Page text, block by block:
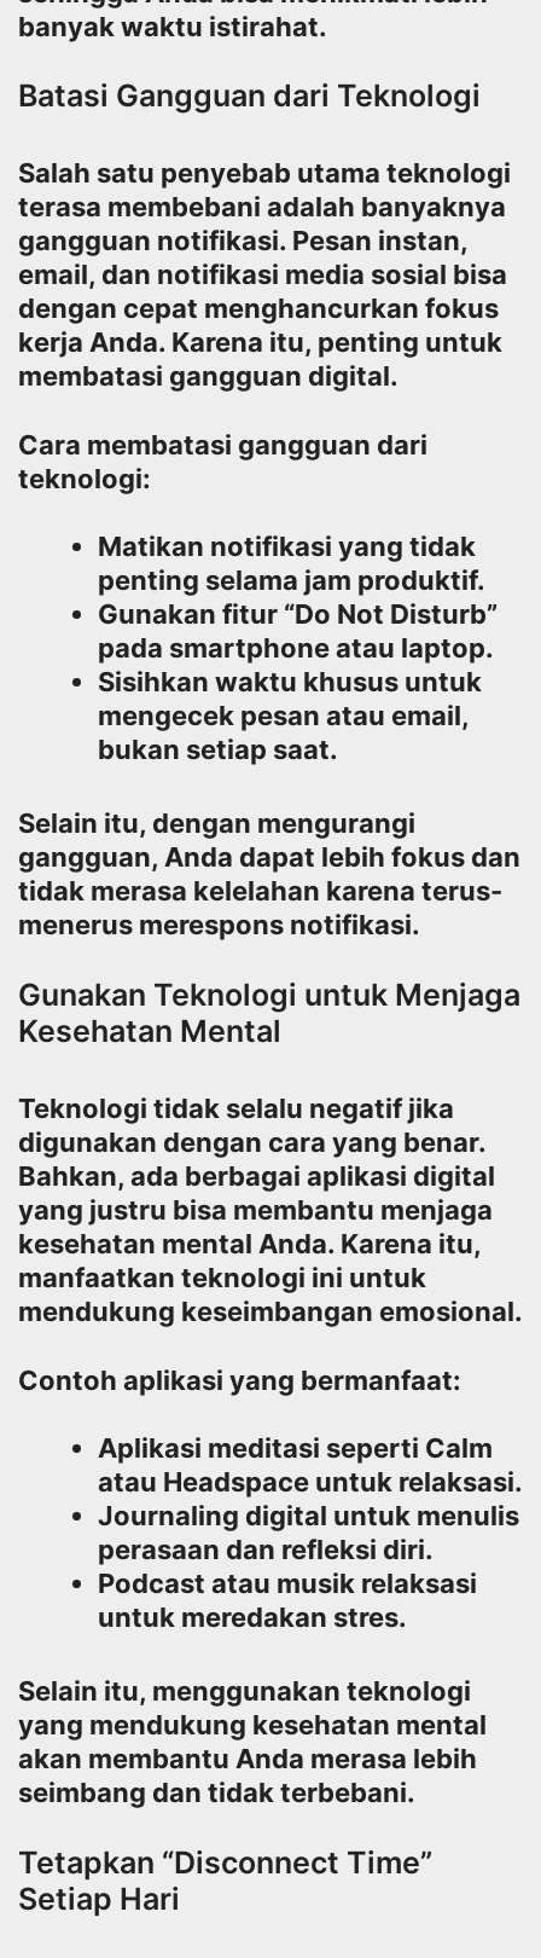
banyak waktu istirahat.
Batasi Gangguan dari Teknologi
Salah satu penyebab utama teknologi
terasa membebani adalah banyaknya
gangguan notifikasi. Pesan instan,
email, dan notifikasi media sosial bisa
dengan cepat menghancurkan fokus
kerja Anda. Karena itu, penting untuk
membatasi gangguan digital.
Cara membatasi gangguan dari
teknologi:
Matikan notifikasi yang tidak
penting selama jam produktif.
Gunakan fitur “Do Not Disturb”
pada smartphone atau laptop.
Sisihkan waktu khusus untuk
mengecek pesan atau email,
bukan setiap saat.
Selain itu, dengan mengurangi
gangguan, Anda dapat lebih fokus dan
tidak merasa kelelahan karena terus-
menerus merespons notifikasi.
Gunakan Teknologi untuk Menjaga
Kesehatan Mental
Teknologi tidak selalu negatif jika
digunakan dengan cara yang benar.
Bahkan, ada berbagai aplikasi digital
yang justru bisa membantu menjaga
kesehatan mental Anda. Karena itu,
manfaatkan teknologi ini untuk
mendukung keseimbangan emosional.
Contoh aplikasi yang bermanfaat:
Aplikasi meditasi seperti Calm
atau Headspace untuk relaksasi.
Journaling digital untuk menulis
perasaan dan refleksi diri.
Podcast atau musik relaksasi
untuk meredakan stres.
Selain itu, menggunakan teknologi
yang mendukung kesehatan mental
akan membantu Anda merasa lebih
seimbang dan tidak terbebani.
Tetapkan “Disconnect Time”
Setiap Hari